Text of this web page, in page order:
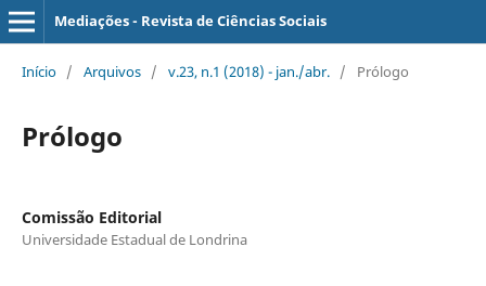
Mediações - Revista de Ciências Sociais
Início / Arquivos / v.23, n.1 (2018) - jan./abr. / Prólogo
Prólogo
Comissão Editorial
Universidade Estadual de Londrina